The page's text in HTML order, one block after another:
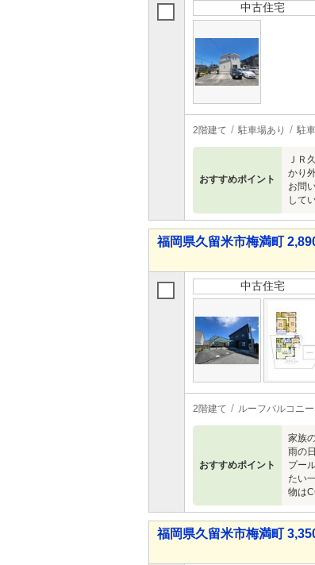
中古住宅
2階建て 駐車場あり 駐
おすすめポイント
ＪＲ
かり
お問
して
福岡県久留米市梅満町
中古住宅
2階建て ルーフバルコニー
おすすめポイント
家族
雨の
プー
たい
物は
福岡県久留米市梅満町